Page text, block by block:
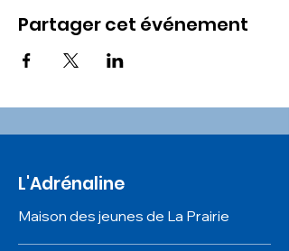
Partager cet événement
L'Adrénaline
Maison des jeunes de La Prairie